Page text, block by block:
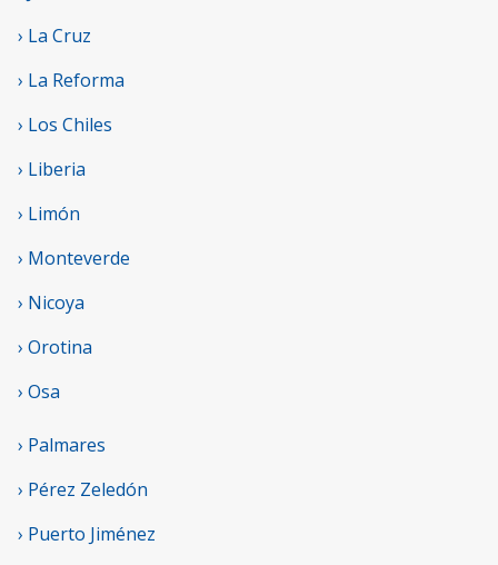
› La Cruz
› La Reforma
› Los Chiles
› Liberia
› Limón
› Monteverde
› Nicoya
› Orotina
› Osa
› Palmares
› Pérez Zeledón
› Puerto Jiménez